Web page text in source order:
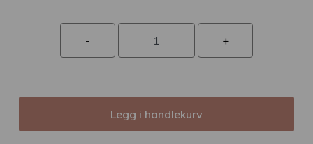
Legg i handlekurv